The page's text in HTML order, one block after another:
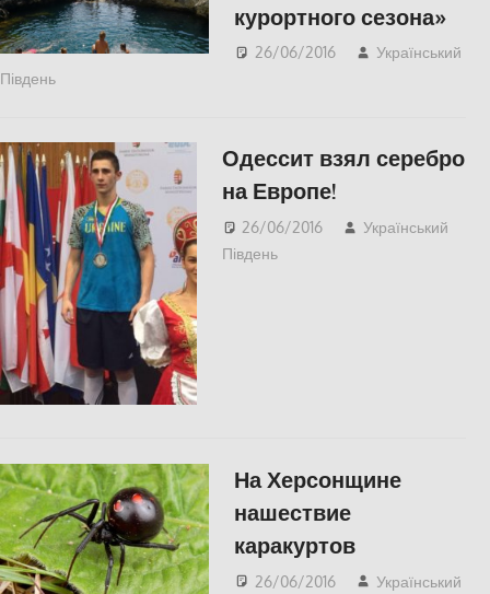
курортного сезона»
26/06/2016
Український
Південь
Одессит взял серебро
на Европе!
26/06/2016
Український
Південь
На Херсонщине
нашествие
каракуртов
26/06/2016
Український